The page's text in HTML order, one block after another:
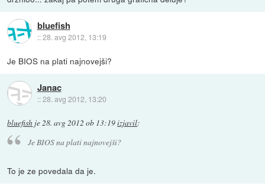
bluefish
::28. avg 2012, 13:19
Je BIOS na plati najnovejši?
Janac
::28. avg 2012, 13:20
bluefish je28. avg 2012 ob 13:19izjavil:
Je BIOS na plati najnovejši?
To je ze povedala da je.